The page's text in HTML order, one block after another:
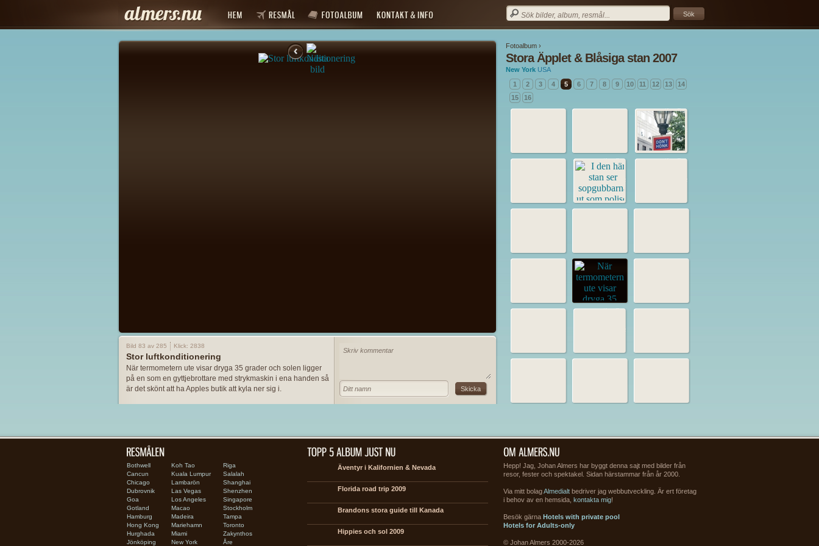
Bild 83 av 285 Klick: 2838
Stor luftkonditionering
När termometern ute visar dryga 35 grader och solen ligger
på en som en gyttjebrottare med strykmaskin i ena handen så
är det skönt att ha Apples butik att kyla ner sig i.
Fotoalbum ›
Stora Äpplet & Blåsiga stan 2007
New York USA
1
2 3 4 5 6 7 8 9 10 11 12 13
14
15
16
Bothwell
Cancun
Chicago
Dubrovnik
Goa
Gotland
Hamburg
Hong Kong
Hurghada
Jönköping
Koh Tao
Kuala Lumpur
Lambarön
Las Vegas
Los Angeles
Macao
Madeira
Mariehamn
Miami
New York
Riga
Salalah
Shanghai
Shenzhen
Singapore
Stockholm
Tampa
Toronto
Zakynthos
Åre
Äventyr i Kalifornien & Nevada
Florida road trip 2009
Brandons stora guide till Kanada
Hippies och sol 2009
Hepp! Jag, Johan Almers har byggt denna sajt med bilder från
resor, fester och spektakel. Sidan härstammar från år 2000.
Via mitt bolagAlmedialtbedriver jag webbutveckling. Är ert företag
i behov av en hemsida, kontakta mig!
Besök gärna Hotels with private pool
Hotels for Adults-only
© Johan Almers 2000-2026